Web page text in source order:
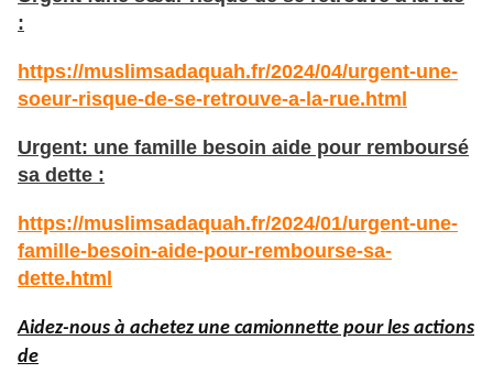
:
https://muslimsadaquah.fr/2024/04/urgent-une-
soeur-risque-de-se-retrouve-a-la-rue.html
Urgent: une famille besoin aide pour remboursé
sa dette :
https://muslimsadaquah.fr/2024/01/urgent-une-
famille-besoin-aide-pour-rembourse-sa-
dette.html
Aidez-nous à achetez une camionnette pour les actions
de